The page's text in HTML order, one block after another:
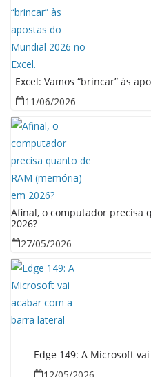
Excel: Vamos “brincar” às
11/06/2026
Afinal, o computador precisa
2026?
27/05/2026
Edge 149: A Microsoft